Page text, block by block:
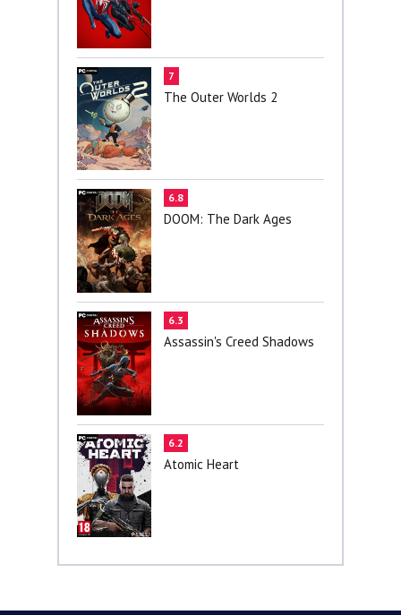
7
The Outer Worlds 2
6.8
DOOM: The Dark Ages
6.3
Assassin's Creed Shadows
6.2
Atomic Heart